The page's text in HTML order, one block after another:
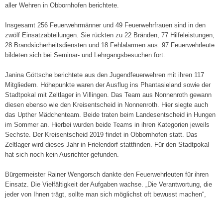
aller Wehren in Obbornhofen berichtete.
Insgesamt 256 Feuerwehrmänner und 49 Feuerwehrfrauen sind in den
zwölf Einsatzabteilungen. Sie rückten zu 22 Bränden, 77 Hilfeleistungen,
28 Brandsicherheitsdiensten und 18 Fehlalarmen aus. 97 Feuerwehrleute
bildeten sich bei Seminar- und Lehrgangsbesuchen fort.
Janina Göttsche berichtete aus den Jugendfeuerwehren mit ihren 117
Mitgliedern. Höhepunkte waren der Ausflug ins Phantasieland sowie der
Stadtpokal mit Zeltlager in Villingen. Das Team aus Nonnenroth gewann
diesen ebenso wie den Kreisentscheid in Nonnenroth. Hier siegte auch
das Upther Mädchenteam. Beide traten beim Landesentscheid in Hungen
im Sommer an. Hierbei wurden beide Teams in ihren Kategorien jeweils
Sechste. Der Kreisentscheid 2019 findet in Obbornhofen statt. Das
Zeltlager wird dieses Jahr in Frielendorf stattfinden. Für den Stadtpokal
hat sich noch kein Ausrichter gefunden.
Bürgermeister Rainer Wengorsch dankte den Feuerwehrleuten für ihren
Einsatz. Die Vielfältigkeit der Aufgaben wachse. „Die Verantwortung, die
jeder von Ihnen trägt, sollte man sich möglichst oft bewusst machen“,